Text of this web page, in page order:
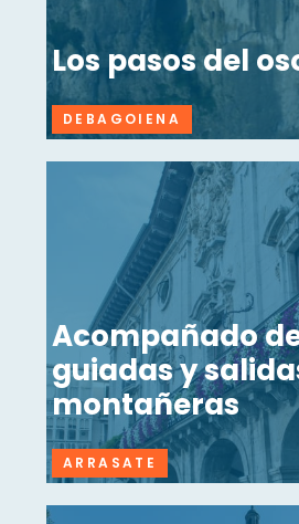
Los pasos del
DEBAGOIENA
Acompañado
guiadas y
montañeras
ARRASATE